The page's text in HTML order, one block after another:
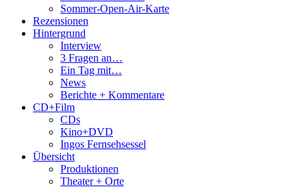
Sommer-Open-Air-Karte
Rezensionen
Hintergrund
Interview
3 Fragen an…
Ein Tag mit…
News
Berichte + Kommentare
CD+Film
CDs
Kino+DVD
Ingos Fernsehsessel
Übersicht
Produktionen
Theater + Orte